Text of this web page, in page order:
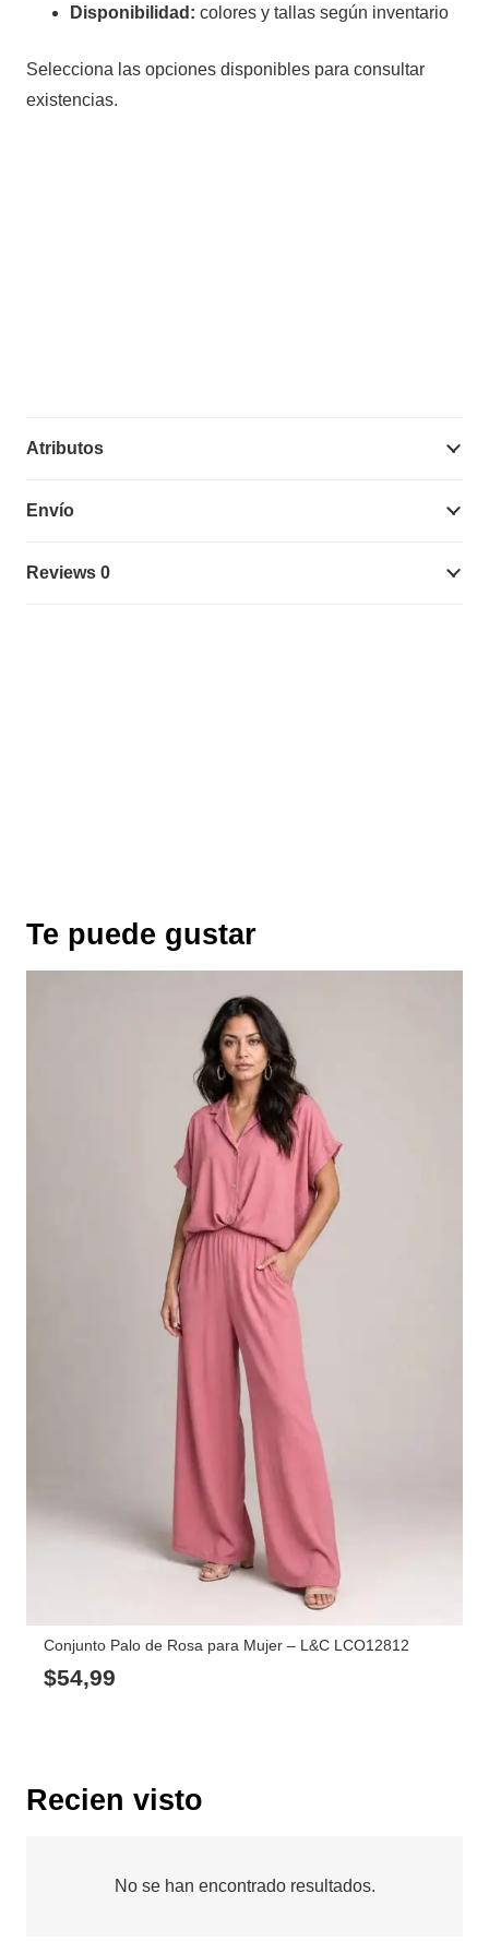
Disponibilidad: colores y tallas según inventario
Selecciona las opciones disponibles para consultar
existencias.
Atributos
Envío
Reviews 0
Te puede gustar
Conjunto Palo de Rosa para Mujer – L&C LCO12812
$54,99
Recien visto
No se han encontrado resultados.